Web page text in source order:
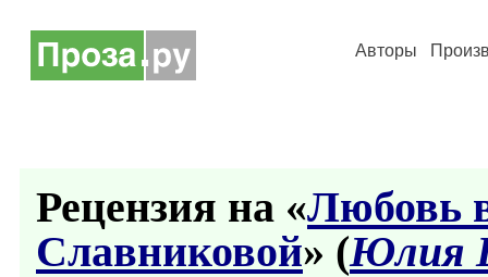
Авторы
Рецензия на «Любовь
Славниковой» (Юлия